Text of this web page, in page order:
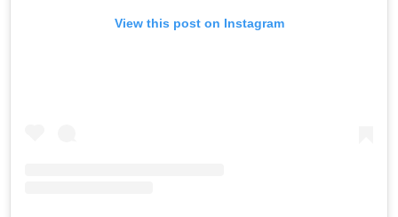
View this post on Instagram